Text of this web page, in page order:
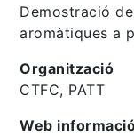
Demostració
aromàtiques a
Organització
CTFC, PATT
Web